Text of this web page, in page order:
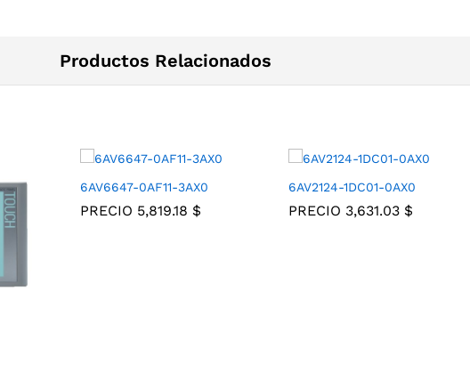
Productos Relacionados
6AV6647-0AF11-3AX0
PRECIO 5,819.18 $
6AV2124-1DC01-0AX0
PRECIO 3,631.03 $